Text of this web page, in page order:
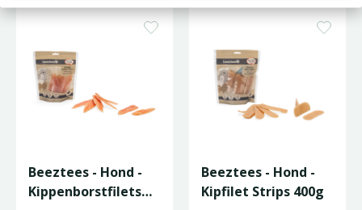
Beeztees - Hond -
Kippenborstfilets
Beeztees - Hond -
Kipfilet Strips 400g